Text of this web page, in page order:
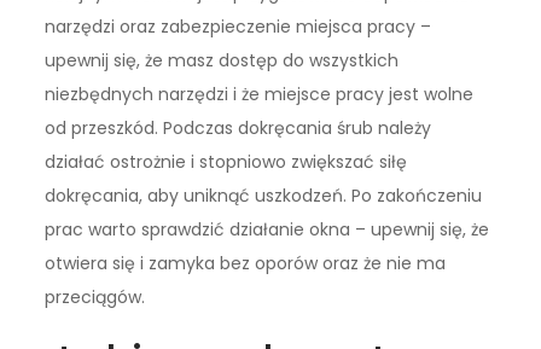
narzędzi oraz zabezpieczenie miejsca pracy –
upewnij się, że masz dostęp do wszystkich
niezbędnych narzędzi i że miejsce pracy jest wolne
od przeszkód. Podczas dokręcania śrub należy
działać ostrożnie i stopniowo zwiększać siłę
dokręcania, aby uniknąć uszkodzeń. Po zakończeniu
prac warto sprawdzić działanie okna – upewnij się, że
otwiera się i zamyka bez oporów oraz że nie ma
przeciągów.